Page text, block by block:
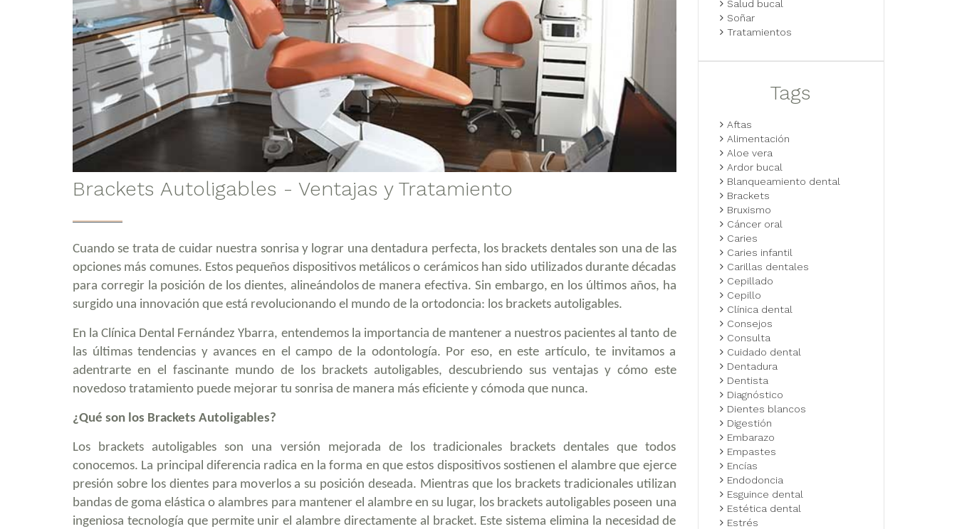
Brackets Autoligables - Ventajas y Tratamiento
Cuando se trata de cuidar nuestra sonrisa y lograr una dentadura perfecta, los brackets dentales son una de las
opciones más comunes. Estos pequeños dispositivos metálicos o cerámicos han sido utilizados durante décadas
para corregir la posición de los dientes, alineándolos de manera efectiva. Sin embargo, en los últimos años, ha
surgido una innovación que está revolucionando el mundo de la ortodoncia: los brackets autoligables.
En la Clínica Dental Fernández Ybarra, entendemos la importancia de mantener a nuestros pacientes al tanto de
las últimas tendencias y avances en el campo de la odontología. Por eso, en este artículo, te invitamos a
adentrarte en el fascinante mundo de los brackets autoligables, descubriendo sus ventajas y cómo este
novedoso tratamiento puede mejorar tu sonrisa de manera más eficiente y cómoda que nunca.
¿Qué son los Brackets Autoligables?
Los brackets autoligables son una versión mejorada de los tradicionales brackets dentales que todos
conocemos. La principal diferencia radica en la forma en que estos dispositivos sostienen el alambre que ejerce
presión sobre los dientes para moverlos a su posición deseada. Mientras que los brackets tradicionales utilizan
bandas de goma elástica o alambres para mantener el alambre en su lugar, los brackets autoligables poseen una
ingeniosa tecnología que permite unir el alambre directamente al bracket. Este sistema elimina la necesidad de
Salud bucal
Soñar
Tratamientos
Tags
Aftas
Alimentación
Aloe vera
Ardor bucal
Blanqueamiento dental
Brackets
Bruxismo
Cáncer oral
Caries
Caries infantil
Carillas dentales
Cepillado
Cepillo
Clínica dental
Consejos
Consulta
Cuidado dental
Dentadura
Dentista
Diagnóstico
Dientes blancos
Digestión
Embarazo
Empastes
Encías
Endodoncia
Esguince dental
Estética dental
Estrés